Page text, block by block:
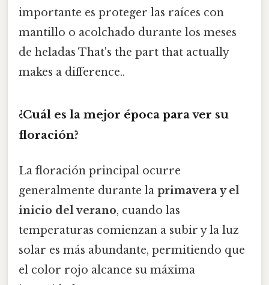
importante es proteger las raíces con
mantillo o acolchado durante los meses
de heladas That's the part that actually
makes a difference..
¿Cuál es la mejor época para ver su
floración?
La floración principal ocurre
generalmente durante la primavera y el
inicio del verano, cuando las
temperaturas comienzan a subir y la luz
solar es más abundante, permitiendo que
el color rojo alcance su máxima